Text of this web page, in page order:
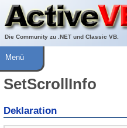
Die Community zu .NET und Classic VB.
Über ActiveVB
Hilfe
Menü
SetScrollInfo
Deklaration